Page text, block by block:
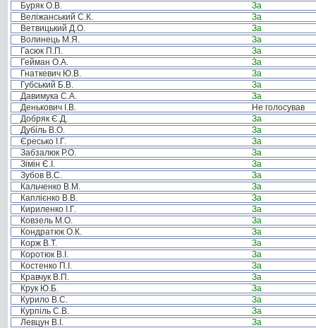
Буряк О.В.
За
Веліжанський С.К.
За
Ветвицький Д.О.
За
Волинець М.Я.
За
Гасюк П.П.
За
Гейман О.А.
За
Гнаткевич Ю.В.
За
Губський Б.В.
За
Давимука С.А.
За
Денькович І.В.
Не голосував
Добряк Є.Д.
За
Дубіль В.О.
За
Єресько І.Г.
За
Забзалюк Р.О.
За
Зімін Є.І.
За
Зубов В.С.
За
Кальченко В.М.
За
Каплієнко В.В.
За
Кириленко І.Г.
За
Ковзель М.О.
За
Кондратюк О.К.
За
Корж В.Т.
За
Коротюк В.І.
За
Костенко П.І.
За
Кравчук В.П.
За
Крук Ю.Б.
За
Курило В.С.
За
Курпіль С.В.
За
Левцун В.І.
За